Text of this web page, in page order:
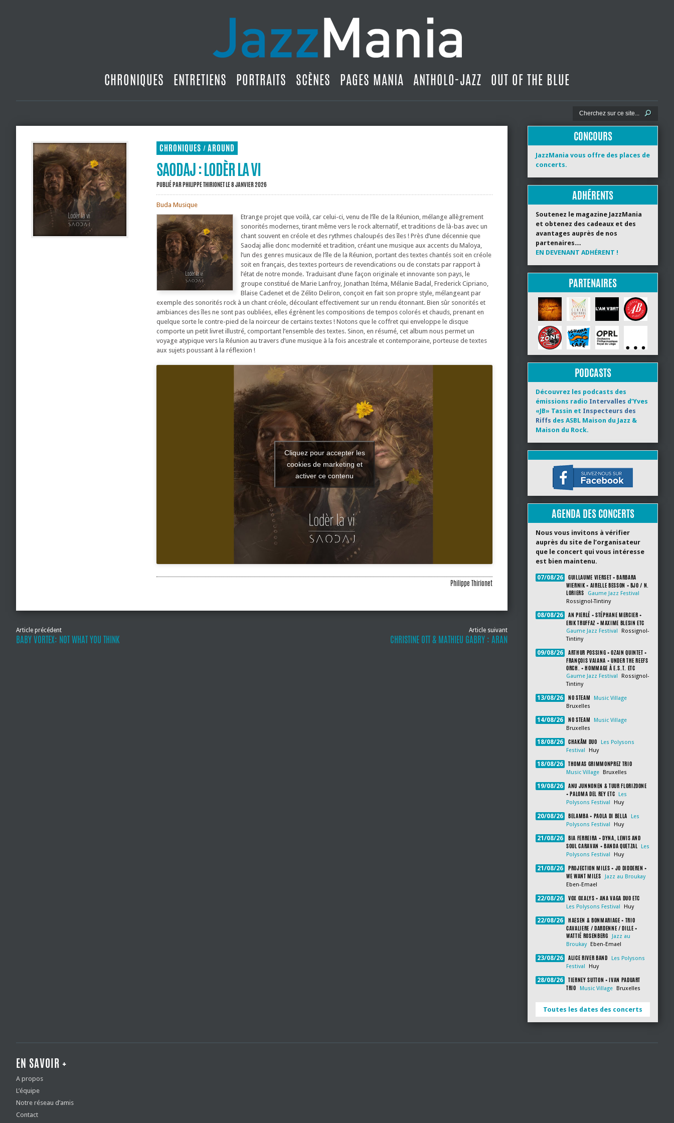
CHRONIQUES ENTRETIENS PORTRAITS SCÈNES PAGES MANIA ANTHOLO-JAZZ OUT OF THE BLUE
CHRONIQUES / AROUND
SAODAJ : LODÈR LA VI
PUBLIÉ PARPHILIPPE THIRIONETLE 8 JANVIER 2026
Buda Musique
Etrange projet que voilà, car celui-ci, venu de l’île de la Réunion, mélange allègrement
sonorités modernes, tirant même vers le rock alternatif, et traditions de là-bas avec un
chant souvent en créole et des rythmes chaloupés des îles ! Près d’une décennie que
Saodaj allie donc modernité et tradition, créant une musique aux accents du Maloya,
l’un des genres musicaux de l’île de la Réunion, portant des textes chantés soit en créole
soit en français, des textes porteurs de revendications ou de constats par rapport à
l’état de notre monde. Traduisant d’une façon originale et innovante son pays, le
groupe constitué de Marie Lanfroy, Jonathan Itéma, Mélanie Badal, Frederick Cipriano,
Blaise Cadenet et de Zélito Deliron, conçoit en fait son propre style, mélangeant par
exemple des sonorités rock à un chant créole, découlant effectivement sur un rendu étonnant. Bien sûr sonorités et
ambiances des îles ne sont pas oubliées, elles égrènent les compositions de tempos colorés et chauds, prenant en
quelque sorte le contre-pied de la noirceur de certains textes ! Notons que le coffret qui enveloppe le disque
comporte un petit livret illustré, comportant l’ensemble des textes. Sinon, en résumé, cet album nous permet un
voyage atypique vers la Réunion au travers d’une musique à la fois ancestrale et contemporaine, porteuse de textes
aux sujets poussant à la réflexion !
Cliquez pour accepter les
cookies de marketing et
activer ce contenu
Philippe Thirionet
Article précédent
BABY VORTEX: NOT WHAT YOU THINK
Article suivant
CHRISTINE OTT & MATHIEU GABRY : ARAN
CONCOURS
JazzMania vous offre des places de
concerts.
ADHÉRENTS
Soutenez le magazine JazzMania
et obtenez des cadeaux et des
avantages auprès de nos
partenaires…
EN DEVENANT ADHÉRENT !
PARTENAIRES
PODCASTS
Découvrez les podcasts des
émissions radio Intervalles d’Yves
«JB» Tassin et Inspecteurs des
Riffs des ASBL Maison du Jazz &
Maison du Rock.
AGENDA DES CONCERTS
Nous vous invitons à vérifier
auprès du site de l’organisateur
que le concert qui vous intéresse
est bien maintenu.
07/08/26
GUILLAUME VIERSET + BARBARA
WIERNIK + AIRELLE BESSON + BJO / N.
LORIERS
Gaume Jazz Festival
Rossignol-Tintiny
08/08/26
AN PIERLÉ + STÉPHANE MERCIER +
ERIK TRUFFAZ + MAXIME BLESIN ETC
Gaume Jazz Festival
Rossignol-
Tintiny
09/08/26
ARTHUR POSSING + OZAIN QUINTET +
FRANÇOIS VAIANA + UNDER THE REEFS
ORCH. + HOMMAGE À E.S.T. ETC
Gaume Jazz Festival
Rossignol-
Tintiny
13/08/26 NO STEAM
Music Village
Bruxelles
14/08/26 NO STEAM
Music Village
Bruxelles
18/08/26 CHAKÂM DUO
Les Polysons
Festival
Huy
18/08/26 THOMAS GRIMMONPREZ TRIO
Music Village Bruxelles
19/08/26
ANU JUNNONEN & TUUR FLORIZOONE
+ PALOMA DEL REY ETC
Les
Polysons Festival
Huy
20/08/26 BELAMBA + PAOLA DI BELLA
Les
Polysons Festival
Huy
21/08/26
BIA FERREIRA + DYNA, LEWIS AND
SOUL CARAVAN + BANDA QUETZAL
Les
Polysons Festival
Huy
21/08/26
PROJECTION MILES + JO DIDDEREN +
WE WANT MILES
Jazz au Broukay
Eben-Emael
22/08/26 VOX OXALYS + ANA VAGA DUO ETC
Les Polysons Festival Huy
22/08/26
HAESEN & BONMARIAGE + TRIO
CAVALIERE / DARDENNE / DILLE +
WATTIÉ ROSENBERG
Jazz au
Broukay
Eben-Emael
23/08/26 ALICE RIVER BAND
Les Polysons
Festival
Huy
28/08/26
TIERNEY SUTTON + IVAN PADUART
TRIO
Music Village Bruxelles
Toutes les dates des concerts
EN SAVOIR +
A propos
L’équipe
Notre réseau d’amis
Contact